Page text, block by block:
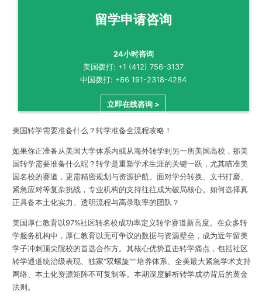
留学申请咨询
24小时咨询
美国拨打: +1 (412) 756-3137
中国拨打: +86 191-2318-4284
立即在线咨询 >
美国转学需要准备什么？转学准备全流程攻略！
如果你正准备从美国大学体系内或从海外转学到另一所美国高校，那美
国转学需要准备什么呢？转学是重塑学术生涯的关键一跃，尤其瞄准美
国名校的赛道，更需精密规划与资源护航。面对学分转换、文书打磨、
紧急应对等复杂挑战，专业机构的支持往往成为破局核心。如何选择真
正具备本土化实力、透明流程与高录取率的团队？
美国厚仁教育以97%社区转名校成功率定义转学赛道新高度。在众多转
学服务机构中，厚仁教育以无可争议的数据与资源壁垒，成为近年留美
学子冲刺顶尖院校的首选合作方。其核心优势直击转学痛点，包括社区
转学通道统治级表现、独家“双螺旋™”培养体系、全美最大紧急学术支持
网络、本土化资源矩阵不可复制等。本期深度解析转学成功背后的黄金
法则。